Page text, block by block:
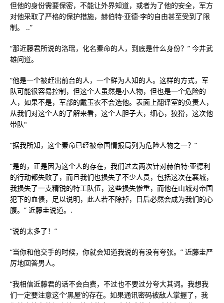
但他的身份需要保密，不能让外界知道，或者为了他的安全，军方
对他采取了严格的保护措施，赫伯特·亚德·李的自由甚至受到了限
制。 ..”
“那近藤君所说的洛瑶，化名秦命的人，到底是什么身份？” 今井武
雄问道。
“他是一个被赶出前台的人，一个鲜为人知的人。这样的方式，军
队可能很容易控制，但这个人虽然是小人物，但也是一个危险的
人，如果不是，军部的戴玉农不会选他。表面上翻译室的负责人，
从我们对这个人的了解来看，这个人胆子大，细心，狡猾，这次他
带队"
“据我所知，这个秦命已经被帝国情报局列为危险人物之一？”
“是的，正是因为这个人的存在，我们过去两次针对赫伯特·亚德利
的行动都失败了，而且我们也损失了不少人员，包括这次在襄城，
我损失了一支精锐的特工队伍，这些损失惨重，而他在山城对帝国
犯下的血债，足以说明，此人若不除掉，日后必然会成为我们的心
腹。” 近藤圭说道。.
“说的太多了！”
“当你和他交手的时候，你就会知道我说的有没有夸张。” 近藤圭严
厉地回答男人。
“我相信近藤君的话不会白费，不过也不要过分夸大其词。我想我
们一定要注意这个‘黑屋’的存在。如果通讯密码被敌人掌握了，我